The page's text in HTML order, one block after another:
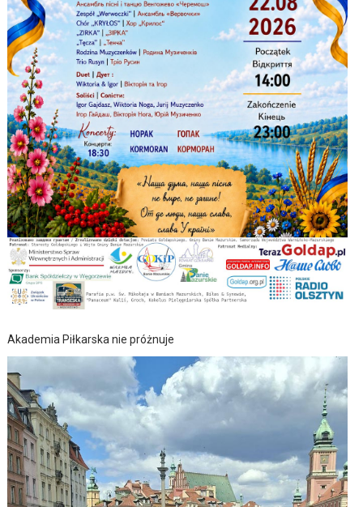
Akademia Piłkarska nie próżnuje